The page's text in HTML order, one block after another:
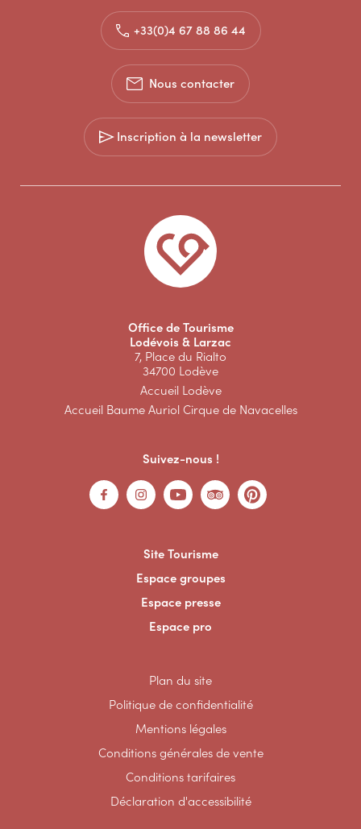
+33(0)4 67 88 86 44
Nous contacter
Inscription à la newsletter
Office de Tourisme
Lodévois & Larzac
7, Place du Rialto
34700 Lodève
Accueil Lodève
Accueil Baume Auriol Cirque de Navacelles
Suivez-nous !
Site Tourisme
Espace groupes
Espace presse
Espace pro
Plan du site
Politique de confidentialité
Mentions légales
Conditions générales de vente
Conditions tarifaires
Déclaration d'accessibilité